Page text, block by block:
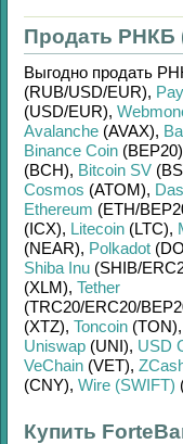
Продать РНКБ
Выгодно продать
(RUB/USD/EUR),
(USD/EUR),
Avalanche (AVAX),
Binance Coin (BEP20)
(BCH), Bitcoin SV
Cosmos (ATOM),
Ethereum (ETH/
(ICX), Litecoin (LTC),
(NEAR), Polkadot
Shiba Inu (SHIB/
(XLM), Tether
(TRC20/ERC20/
(XTZ), Toncoin (TON),
Uniswap (UNI), USD
VeChain (VET),
(CNY), Wire (SWIFT)
Купить